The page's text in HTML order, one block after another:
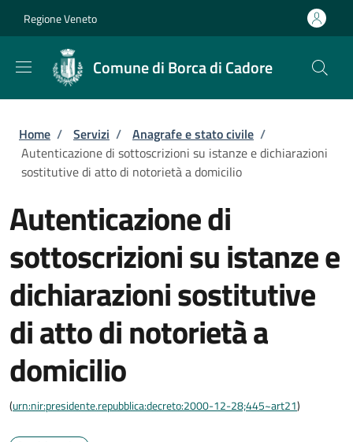
Regione Veneto
Comune di Borca di Cadore
Briciole di pane
Home / Servizi / Anagrafe e stato civile /
Autenticazione di sottoscrizioni su istanze e dichiarazioni
sostitutive di atto di notorietà a domicilio
Autenticazione di
sottoscrizioni su istanze e
dichiarazioni sostitutive
di atto di notorietà a
domicilio
(urn:nir:presidente.repubblica:decreto:2000-12-28;445~art21)